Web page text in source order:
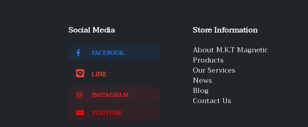
Social Media
FACEBOOK
LINE
INSTAGRAM
YOUTUBE
Store Information
About M.K.T Magnetic
Products
Our Services
News
Blog
Contact Us